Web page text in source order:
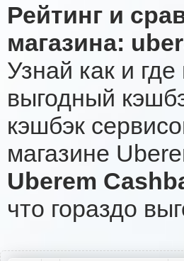
Рейтинг и
магазина:
Узнай как и
выгодный
кэшбэк
магазине
Uberem
что гораздо